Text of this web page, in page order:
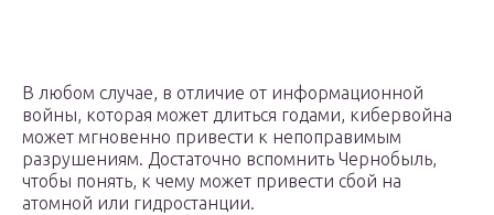
В любом случае, в отличие от информационной
войны, которая может длиться годами, кибервойна
может мгновенно привести к непоправимым
разрушениям. Достаточно вспомнить Чернобыль,
чтобы понять, к чему может привести сбой на
атомной или гидростанции.